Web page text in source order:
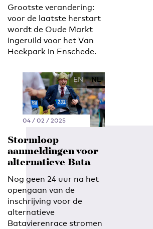
Grootste verandering:
voor de laatste herstart
wordt de Oude Markt
ingeruild voor het Van
Heekpark in Enschede.
EN NL
04 / 02 / 2025
Stormloop
aanmeldingen voor
alternatieve Bata
Nog geen 24 uur na het
opengaan van de
inschrijving voor de
alternatieve
Batavierenrace stromen